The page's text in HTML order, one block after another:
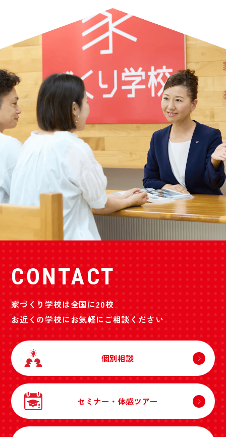
CONTACT
家づくり学校は全国に20校
お近くの学校にお気軽にご相談ください
個別相談
セミナー・体感ツアー